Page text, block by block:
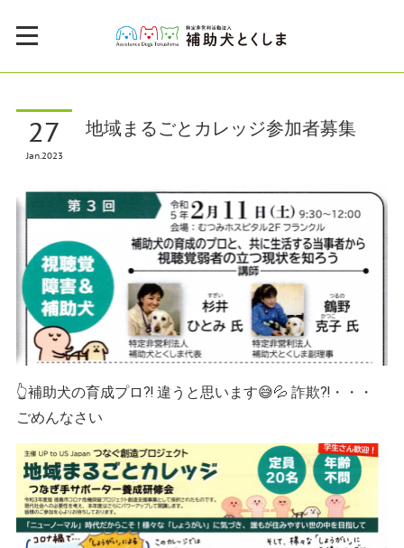
27
Jan2023
地域まるごとカレッジ参加者募集
👆補助犬の育成プロ⁈ 違うと思います😅💦 詐欺⁈・・・
ごめんなさい